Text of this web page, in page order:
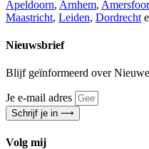
Apeldoorn, Arnhem,
Maastricht, Leiden, Dordrecht
Nieuwsbrief
Blijf geïnformeerd over
Je e-mail adres
Schrijf je in ⟶
Volg mij